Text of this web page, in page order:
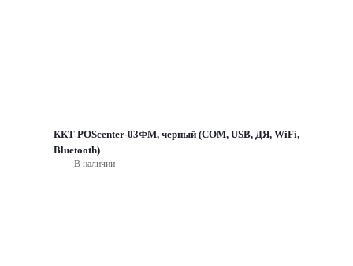
ККТ POScenter-03ФМ, черный (COM, USB, ДЯ, WiFi,
Bluetooth)
В наличии